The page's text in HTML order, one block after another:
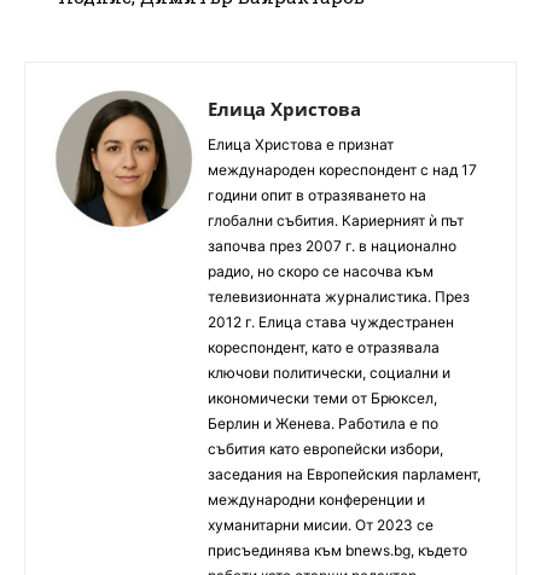
Елица Христова
Елица Христова е признат
международен кореспондент с над 17
години опит в отразяването на
глобални събития. Кариерният ѝ път
започва през 2007 г. в национално
радио, но скоро се насочва към
телевизионната журналистика. През
2012 г. Елица става чуждестранен
кореспондент, като е отразявала
ключови политически, социални и
икономически теми от Брюксел,
Берлин и Женева. Работила е по
събития като европейски избори,
заседания на Европейския парламент,
международни конференции и
хуманитарни мисии. От 2023 се
присъединява към bnews.bg, където